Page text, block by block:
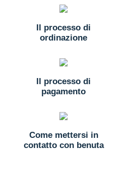
Il processo di
ordinazione
Il processo di
pagamento
Come mettersi in
contatto con benuta